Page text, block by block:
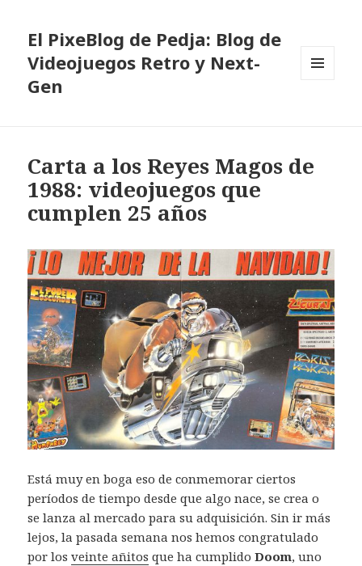
El PixeBlog de Pedja: Blog de
Videojuegos Retro y Next-
Gen
Carta a los Reyes Magos de
1988: videojuegos que
cumplen 25 años
Está muy en boga eso de conmemorar ciertos
períodos de tiempo desde que algo nace, se crea o
se lanza al mercado para su adquisición. Sin ir más
lejos, la pasada semana nos hemos congratulado
por losveinte añitos que ha cumplidoDoom, uno